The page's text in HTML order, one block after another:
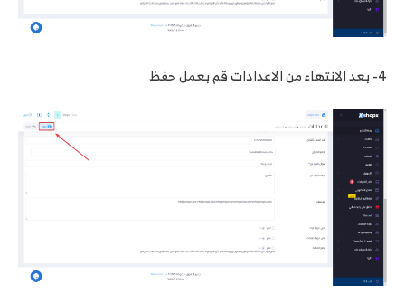
4- بعد الانتهاء من الاعدادات قم بعمل حفظ